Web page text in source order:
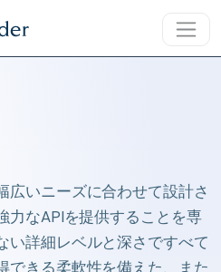
広いニーズに合わせて設計さ
力なAPIを提供することを専
い詳細レベルと深さですべて
できる柔軟性を備えた、また